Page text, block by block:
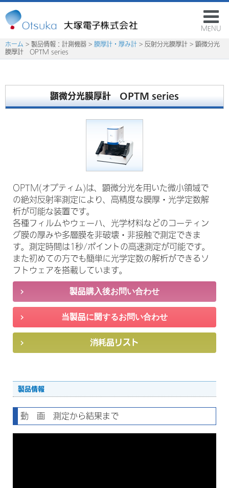
MENU
ホーム > 製品情報：計測機器 > 膜厚計・厚み計 > 反射分光膜厚計 > 顕微分光
膜厚計 OPTM series
顕微分光膜厚計 OPTM series
OPTM(オプティム)は、顕微分光を用いた微小領域で
の絶対反射率測定により、高精度な膜厚・光学定数解
析が可能な装置です。
各種フィルムやウェーハ、光学材料などのコーティン
グ膜の厚みや多層膜を非破壊・非接触で測定できま
す。測定時間は1秒/ポイントの高速測定が可能です。
また初めての方でも簡単に光学定数の解析ができるソ
フトウェアを搭載しています。
製品情報
動 画 測定から結果まで